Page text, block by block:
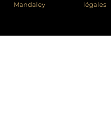
Mandaley
légales